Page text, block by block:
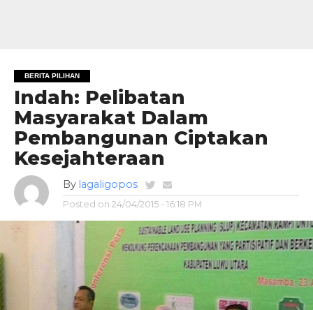
BERITA PILIHAN
Indah: Pelibatan
Masyarakat Dalam
Pembangunan Ciptakan
Kesejahteraan
By lagaligopos
Posted on 24/04/2015 - 16:18 PM